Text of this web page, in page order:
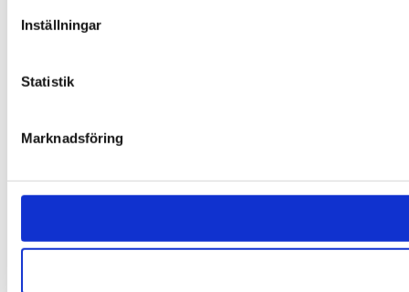
Inställningar
Statistik
Marknadsföring